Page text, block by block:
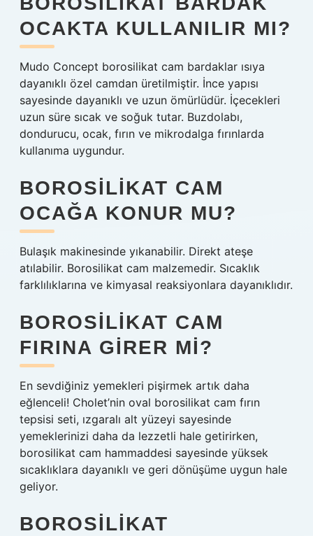
OCAKTA KULLANILIR MI?
Mudo Concept borosilikat cam bardaklar ısıya
dayanıklı özel camdan üretilmiştir. İnce yapısı
sayesinde dayanıklı ve uzun ömürlüdür. İçecekleri
uzun süre sıcak ve soğuk tutar. Buzdolabı,
dondurucu, ocak, fırın ve mikrodalga fırınlarda
kullanıma uygundur.
BOROSILIKAT CAM
OCAĞA KONUR MU?
Bulaşık makinesinde yıkanabilir. Direkt ateşe
atılabilir. Borosilikat cam malzemedir. Sıcaklık
farklılıklarına ve kimyasal reaksiyonlara dayanıklıdır.
BOROSILIKAT CAM
FIRINA GIRER MI?
En sevdiğiniz yemekleri pişirmek artık daha
eğlenceli! Cholet’nin oval borosilikat cam fırın
tepsisi seti, ızgaralı alt yüzeyi sayesinde
yemeklerinizi daha da lezzetli hale getirirken,
borosilikat cam hammaddesi sayesinde yüksek
sıcaklıklara dayanıklı ve geri dönüşüme uygun hale
geliyor.
BOROSILIKAT